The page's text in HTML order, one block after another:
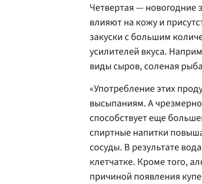
Четвертая — новогодние
влияют на кожу и
закуски с большим
усилителей вкуса.
виды сыров, соленая
«Употребление этих
высыпаниям. А
способствует еще
спиртные напитки
сосуды. В результате
клетчатке. Кроме того,
причиной появления